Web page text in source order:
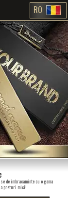
RO
de imbracaminte cu o gama
preturi mici!